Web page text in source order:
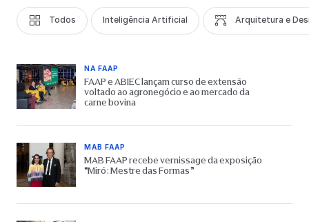
Todos Inteligência Artificial Arquitetura e
NA FAAP
FAAP e ABIEC lançam curso de extensão
voltado ao agronegócio e ao mercado da
carne bovina
MAB FAAP
MAB FAAP recebe vernissage da exposição
“Miró: Mestre das Formas”